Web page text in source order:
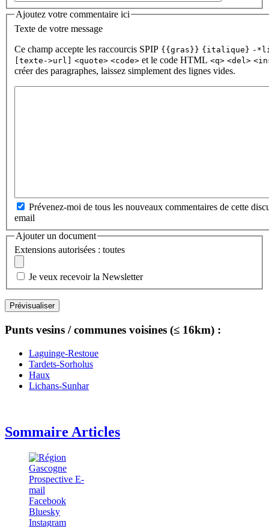
Ajoutez votre commentaire ici
Texte de votre message
Ce champ accepte les raccourcis SPIP {{gras}} {italique} -
[texte->url] <quote> <code> et le code HTML <q> <del>
créer des paragraphes, laissez simplement des lignes vides.
Prévenez-moi de tous les nouveaux commentaires de cette
email
Ajouter un document
Extensions autorisées : toutes
Je veux recevoir la Newsletter
Punts vesins / communes voisines (≤ 16km) :
Laguinge-Restoue
Tardets-Sorholus
Haux
Lichans-Sunhar
Sommaire Articles